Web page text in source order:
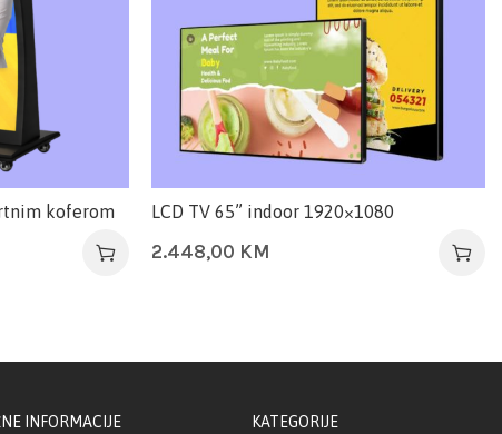
koferom LCD TV 65” indoor 1920×1080
2.448,00 KM
INFORMACIJE KATEGORIJE